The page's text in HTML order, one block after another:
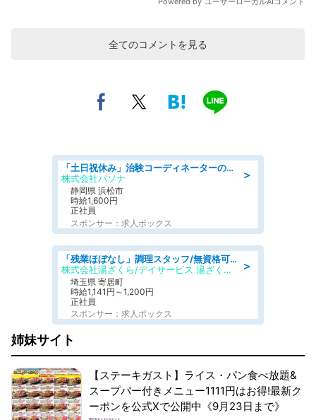
全てのコメントを見る
＞
「土日祝休み」治験コーディネーターのお仕事/未経験OK
株式会社パソナ
静岡県 浜松市
時給1,600円
正社員
スポンサー：求人ボックス
＞
「残業ほぼなし」調理スタッフ/無資格可/正職員/日勤のみ/デイサービス/社会保障完備
株式会社湯ざくら/デイサービス 湯ざくらケアリゾート
埼玉県 寄居町
時給1,141円～1,200円
正社員
スポンサー：求人ボックス
姉妹サイト
【ステーキガスト】ライス・パン食べ放題&
スープバー付きメニュー1111円はお得!最新ク
ーポンを公式Xで公開中《9月23日まで》